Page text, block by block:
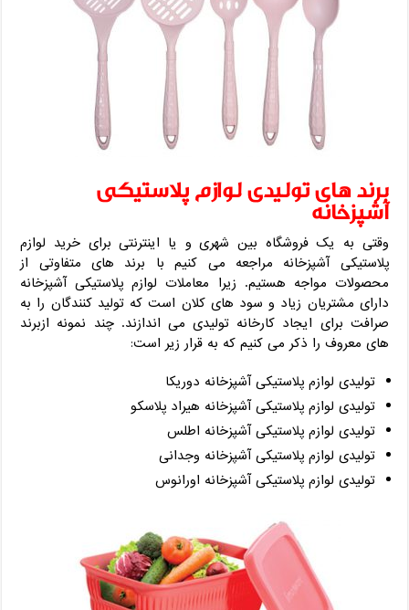
برند های تولیدی لوازم پلاستیکی
آشپزخانه
وقتی به یک فروشگاه بین شهری و یا اینترنتی برای خرید لوازم
پلاستیکی آشپزخانه مراجعه می کنیم با برند های متفاوتی از
محصولات مواجه هستیم. زیرا معاملات لوازم پلاستیکی آشپزخانه
دارای مشتریان زیاد و سود های کلان است که تولید کنندگان را به
صرافت برای ایجاد کارخانه تولیدی می اندازند. چند نمونه ازبرند
های معروف را ذکر می کنیم که به قرار زیر است:
تولیدی لوازم پلاستیکی آشپزخانه دوریکا
تولیدی لوازم پلاستیکی آشپزخانه هیراد پلاسکو
تولیدی لوازم پلاستیکی آشپزخانه اطلس
تولیدی لوازم پلاستیکی آشپزخانه وجدانی
تولیدی لوازم پلاستیکی آشپزخانه اورانوس